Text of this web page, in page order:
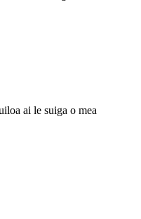
ai le suiga o mea